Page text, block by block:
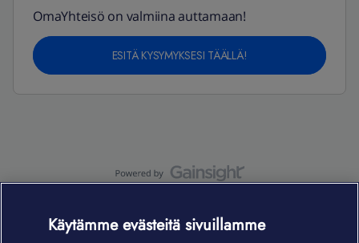
OmaYhteisö on valmiina auttamaan!
ESITÄ KYSYMYKSESI TÄÄLLÄ!
Käytämme evästeitä sivuillamme